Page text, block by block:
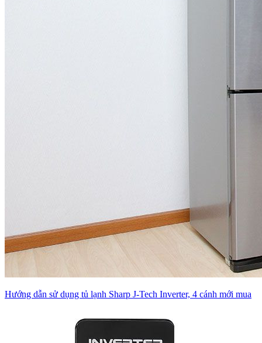
Hướng dẫn sử dụng tủ lạnh Sharp J-Tech Inverter, 4 cánh mới mua